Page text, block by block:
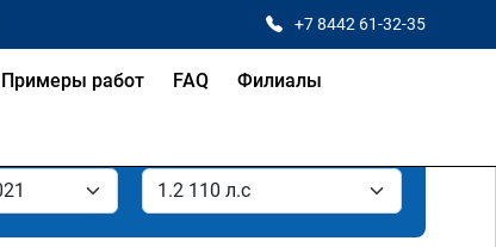
+7 8442 61-32-35
Примеры работ FAQ Филиалы